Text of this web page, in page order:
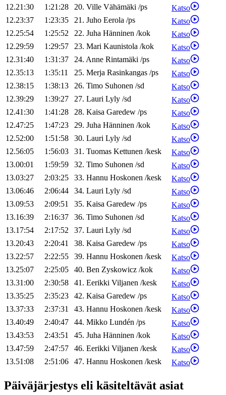
12.21:30
1:21:28 20. Ville Vähämäki /ps
Katso
12.23:37
1:23:35 21. Juho Eerola /ps
Katso
12.25:54
1:25:52 22. Juha Hänninen /kok
Katso
12.29:59
1:29:57 23. Mari Kaunistola /kok
Katso
12.31:40
1:31:37 24. Anne Rintamäki /ps
Katso
12.35:13
1:35:11 25. Merja Rasinkangas /ps
Katso
12.38:15
1:38:13 26. Timo Suhonen /sd
Katso
12.39:29
1:39:27 27. Lauri Lyly /sd
Katso
12.41:30
1:41:28 28. Kaisa Garedew /ps
Katso
12.47:25
1:47:23 29. Juha Hänninen /kok
Katso
12.52:00
1:51:58 30. Lauri Lyly /sd
Katso
12.56:05
1:56:03 31. Tuomas Kettunen /kesk
Katso
13.00:01
1:59:59 32. Timo Suhonen /sd
Katso
13.03:27
2:03:25 33. Hannu Hoskonen /kesk
Katso
13.06:46
2:06:44 34. Lauri Lyly /sd
Katso
13.09:53
2:09:51 35. Kaisa Garedew /ps
Katso
13.16:39
2:16:37 36. Timo Suhonen /sd
Katso
13.17:54
2:17:52 37. Lauri Lyly /sd
Katso
13.20:43
2:20:41 38. Kaisa Garedew /ps
Katso
13.22:57
2:22:55 39. Hannu Hoskonen /kesk
Katso
13.25:07
2:25:05 40. Ben Zyskowicz /kok
Katso
13.31:00
2:30:58 41. Eerikki Viljanen /kesk
Katso
13.35:25
2:35:23 42. Kaisa Garedew /ps
Katso
13.37:33
2:37:31 43. Hannu Hoskonen /kesk
Katso
13.40:49
2:40:47 44. Mikko Lundén /ps
Katso
13.43:53
2:43:51 45. Juha Hänninen /kok
Katso
13.47:59
2:47:57 46. Eerikki Viljanen /kesk
Katso
13.51:08
2:51:06 47. Hannu Hoskonen /kesk Katso
Päiväjärjestys eli käsiteltävät asiat